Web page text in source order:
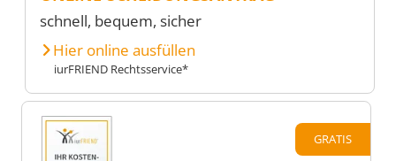
schnell, bequem, sicher
Hier online ausfüllen
iurFRIEND Rechtsservice*
GRATIS